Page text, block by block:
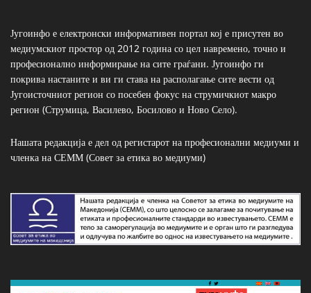
Југоинфо е електронски информативен портал кој е присутен во
медиумскиот простор од 2012 година со цел навремено, точно и
професионално информирање на сите граѓани. Југоинфо ги
покрива настаните и ви ги става на располагање сите вести од
Југоисточниот регион со посебен фокус на струмичкиот макро
регион (Струмица, Василево, Босилово и Ново Село).
Нашата редакција е дел од регистарот на професионални медиуми и
членка на СЕММ (Совет за етика во медиуми)